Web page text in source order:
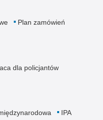
Plan zamówień
dla policjantów
IPA